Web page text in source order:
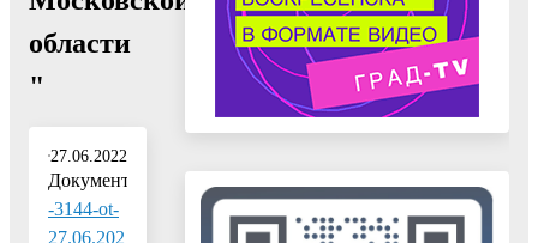
области
"
27.06.2022
Документ:
-3144-ot-
27.06.202